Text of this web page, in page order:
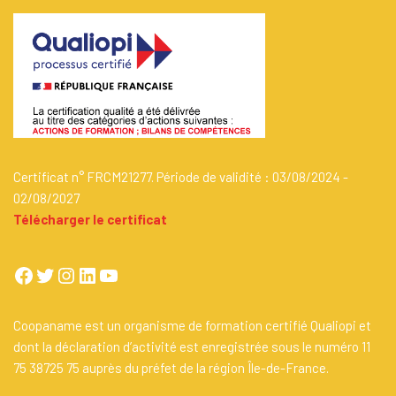
Certificat n° FRCM21277. Période de validité : 03/08/2024 -
02/08/2027
Télécharger le certificat
Coopaname est un organisme de formation certifié Qualiopi et
dont la déclaration d’activité est enregistrée sous le numéro 11
75 38725 75 auprès du préfet de la région Île-de-France.